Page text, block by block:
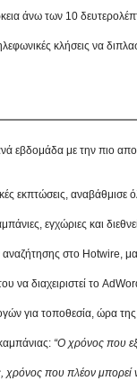
άνω των 10
κλήσεις να
εβδομάδα με την πιο
εκπτώσεις, αναβάθμισε
εγχώριες και
στο Hotwire,
να διαχειριστεί το
για τοποθεσία, ώρα
“Ο χρόνος που
που πλέον μπορεί